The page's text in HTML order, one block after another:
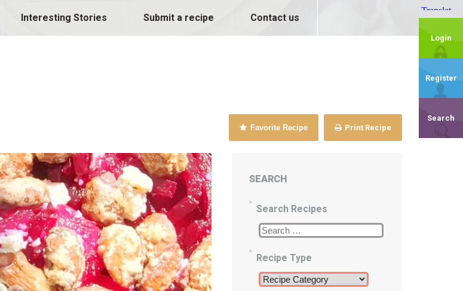
Interesting Stories Submit a recipe Contact us
Login
Register
Search
Favorite Recipe Print Recipe
SEARCH
Search Recipes
Recipe Type